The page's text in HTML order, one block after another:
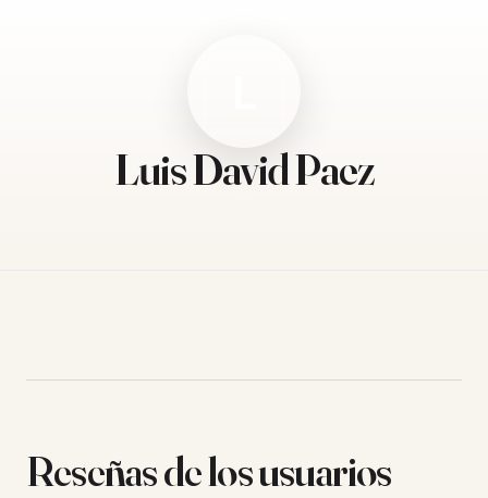
Luis David Paez
Reseñas de los usuarios